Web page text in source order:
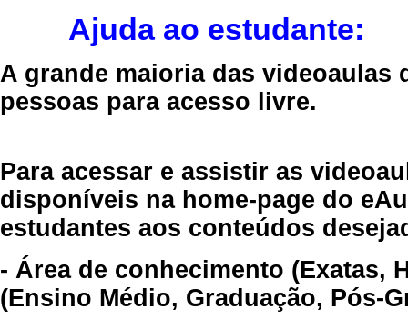
Ajuda ao estudante:
A grande maioria das videoaulas
pessoas para acesso livre.
Para acessar e assistir as
disponíveis na home-page do
estudantes aos conteúdos
- Área de conhecimento (Exatas,
(Ensino Médio, Graduação, Pós-